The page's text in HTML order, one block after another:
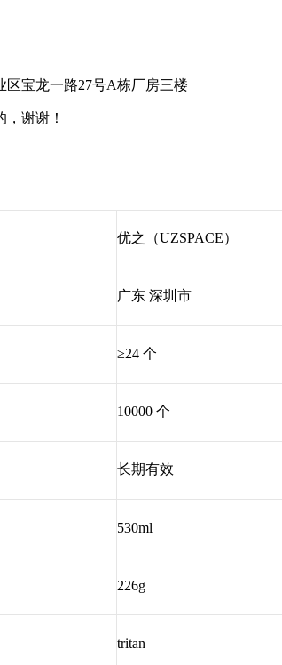
宝龙一路27号A栋厂房三楼
谢谢！
优之（UZSPACE）
广东 深圳市
≥24 个
10000 个
长期有效
530ml
226g
tritan